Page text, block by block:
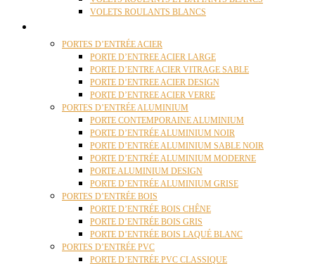
VOLETS ROULANTS BLANCS
PORTES D’ENTRÉE ACIER
PORTE D’ENTREE ACIER LARGE
PORTE D’ENTRE ACIER VITRAGE SABLE
PORTE D’ENTREE ACIER DESIGN
PORTE D’ENTREE ACIER VERRE
PORTES D’ENTRÉE ALUMINIUM
PORTE CONTEMPORAINE ALUMINIUM
PORTE D’ENTRÉE ALUMINIUM NOIR
PORTE D’ENTRÉE ALUMINIUM SABLE NOIR
PORTE D’ENTRÉE ALUMINIUM MODERNE
PORTE ALUMINIUM DESIGN
PORTE D’ENTRÉE ALUMINIUM GRISE
PORTES D’ENTRÉE BOIS
PORTE D’ENTRÉE BOIS CHÊNE
PORTE D’ENTRÉE BOIS GRIS
PORTE D’ENTRÉE BOIS LAQUÉ BLANC
PORTES D’ENTRÉE PVC
PORTE D’ENTRÉE PVC CLASSIQUE